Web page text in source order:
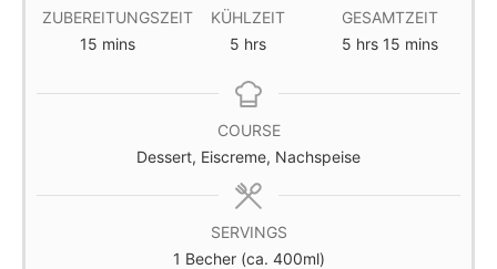
ZUBEREITUNGSZEIT
15minutes
mins
KÜHLZEIT
5 hours
hrs
GESAMTZEIT
5hours
hrs 15minutes
mins
COURSE
Dessert, Eiscreme, Nachspeise
SERVINGS
1 Becher (ca. 400ml)